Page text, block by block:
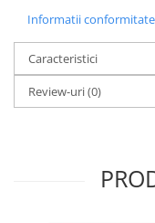
Informatii
Caracteristici
Review-uri(0)